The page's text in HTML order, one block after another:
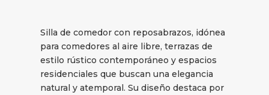
Silla de comedor con reposabrazos, idónea
para comedores al aire libre, terrazas de
estilo rústico contemporáneo y espacios
residenciales que buscan una elegancia
natural y atemporal. Su diseño destaca por